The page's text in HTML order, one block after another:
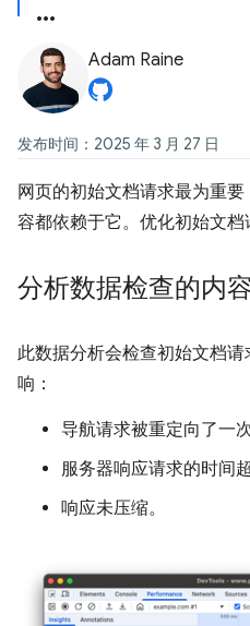
Adam Raine
发布时间：2025 年 3 月 27 日
网页的初始文档请求最为重
容都依赖于它。优化初始文档
分析数据检查的内
此数据分析会检查初始文档
响：
导航请求被重定向了一
服务器响应请求的时间
响应未压缩。